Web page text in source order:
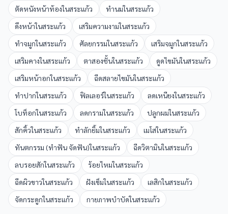
ตัดหนังหน้าท้องในสระแก้ว ทำนมในสระแก้ว
ดึงหน้าในสระแก้ว เสริมความงามในสระแก้ว
ทำจมูกในสระแก้ว ศัลยกรรมในสระแก้ว เสริมจมูกในสระแก้ว
เสริมคางในสระแก้ว ตาสองชั้นในสระแก้ว ดูดไขมันในสระแก้ว
เสริมหน้าอกในสระแก้ว ฉีดสลายไขมันในสระแก้ว
ทำปากในสระแก้ว ฟิลเลอร์ในสระแก้ว ลดเหนียงในสระแก้ว
โบท็อกในสระแก้ว ลดกรามในสระแก้ว ปลูกผมในสระแก้ว
สักคิ้วในสระแก้ว ทำลักยิ้มในสระแก้ว เมโสในสระแก้ว
ทันตกรรม (ทำฟัน จัดฟัน)ในสระแก้ว ฉีดวิตามินในสระแก้ว
ลบรอยสักในสระแก้ว ร้อยไหมในสระแก้ว
ฉีดผิวขาวในสระแก้ว ฝังเข็มในสระแก้ว เลสิกในสระแก้ว
จัดกระดูกในสระแก้ว กายภาพบำบัดในสระแก้ว